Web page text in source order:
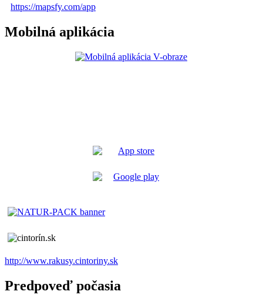
https://mapsfy.com/app
Mobilná aplikácia
http://www.rakusy.cintoriny.sk
Predpoveď počasia